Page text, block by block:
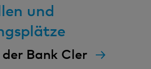
und
Bank Cler